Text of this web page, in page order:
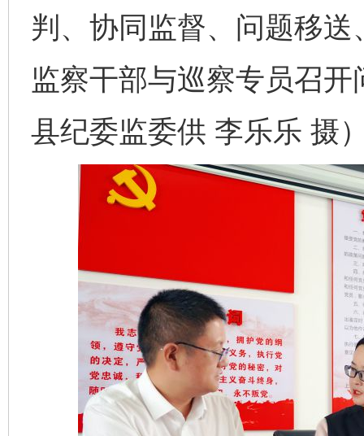
判、协同监督、问题移
监察干部与巡察专员召
县纪委监委供 李乐乐 摄